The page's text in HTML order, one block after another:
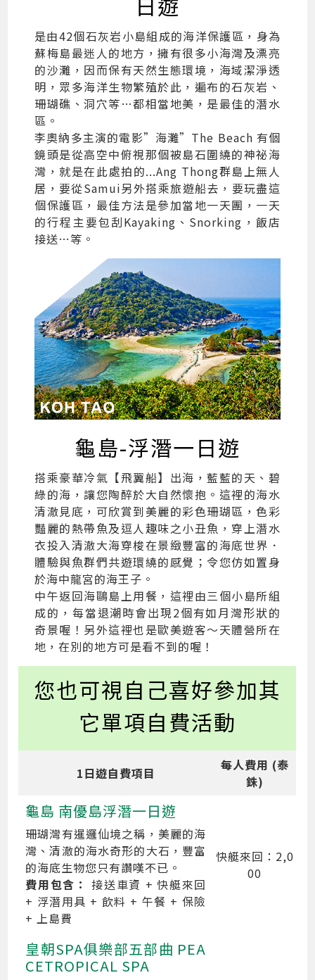
是由42個石灰岩小島組成的海洋保護區，身為
蘇梅島最迷人的地方，擁有很多小海灣及漂亮
的沙灘，因而保有天然生態環境，海域潔淨透
明，眾多海洋生物繁殖於此，遍布的石灰岩、
珊瑚礁、洞穴等…都相當地美，是最佳的潛水
區。
李奧納多主演的電影”海灘”The Beach 有個
鏡頭是從高空中俯視那個被島石圍繞的神祕海
灣，就是在此處拍的...Ang Thong群島上無人
居，要從Samui另外搭乘旅遊船去，要玩盡這
個保護區，最佳方法是參加當地一天團，一天
的行程主要包刮Kayaking、Snorking，飯店
接送…等。
龜島-浮潛一日遊
搭乘豪華冷氣【飛翼船】出海，藍藍的天、碧
綠的海，讓您陶醉於大自然懷抱。這裡的海水
清澈見底，可欣賞到美麗的彩色珊瑚區，色彩
豔麗的熱帶魚及逗人趣味之小丑魚，穿上潛水
衣投入清澈大海穿梭在景緻豐富的海底世界．
體驗與魚群們共遊環繞的感覺；令您仿如置身
於海中龍宮的海王子。
中午返回海鷗島上用餐，這裡由三個小島所組
成的，每當退潮時會出現2個有如月灣形狀的
奇景喔！另外這裡也是歐美遊客～天體營所在
地，在別的地方可是看不到的喔！
您也可視自己喜好參加其
它單項自費活動
1日遊自費項目
每人費用 (泰
銖)
龜島 南優島浮潛一日遊
珊瑚灣有暹邏仙境之稱，美麗的海
灣、清澈的海水奇形的大石，豐富
的海底生物您只有讚嘆不已。
費用包含： 接送車資 + 快艇來回
+ 浮潛用具 + 飲料 + 午餐 + 保險
+ 上島費
快艇來回：2,0
00
皇朝SPA俱樂部五部曲 PEA
CETROPICAL SPA